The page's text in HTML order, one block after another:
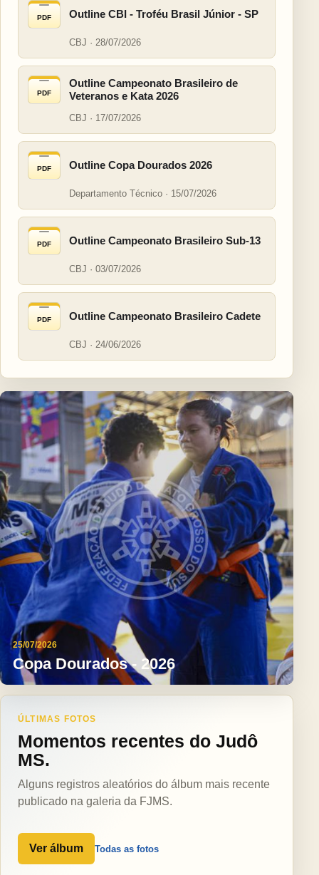
PDF Outline CBI - Troféu Brasil Júnior - SP
CBJ · 28/07/2026
PDF
Outline Campeonato Brasileiro de
Veteranos e Kata 2026
CBJ · 17/07/2026
PDF Outline Copa Dourados 2026
Departamento Técnico · 15/07/2026
PDF Outline Campeonato Brasileiro Sub-13
CBJ · 03/07/2026
PDF Outline Campeonato Brasileiro Cadete
CBJ · 24/06/2026
25/07/2026
Copa Dourados - 2026
ÚLTIMAS FOTOS
Momentos recentes do Judô
MS.
Alguns registros aleatórios do álbum mais recente
publicado na galeria da FJMS.
Ver álbum Todas as fotos